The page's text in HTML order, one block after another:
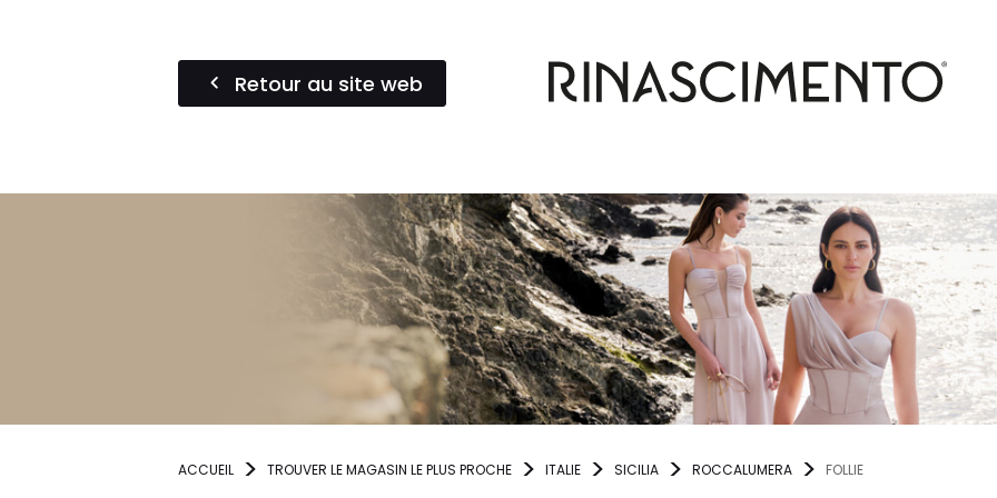
Retour au site web
ACCUEIL TROUVER LE MAGASIN LE PLUS PROCHE ITALIE SICILIA ROCCALUMERA FOLLIE